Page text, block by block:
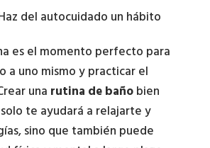
del autocuidado un hábito
es el momento perfecto para
a uno mismo y practicar el
una rutina de bañobien
te ayudará a relajarte y
sino que también puede